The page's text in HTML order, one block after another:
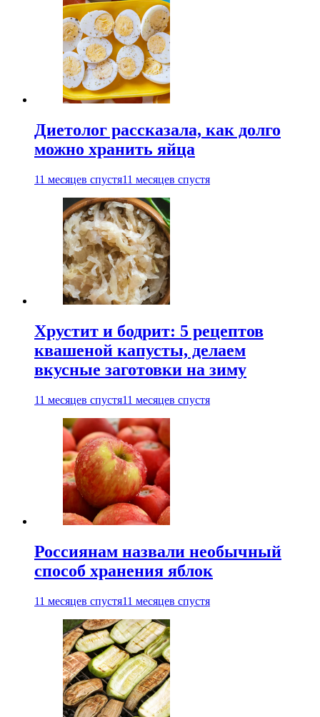
Диетолог рассказала, как долго
можно хранить яйца
11 месяцев спустя11 месяцев спустя
Хрустит и бодрит: 5 рецептов
квашеной капусты, делаем
вкусные заготовки на зиму
11 месяцев спустя11 месяцев спустя
Россиянам назвали необычный
способ хранения яблок
11 месяцев спустя11 месяцев спустя